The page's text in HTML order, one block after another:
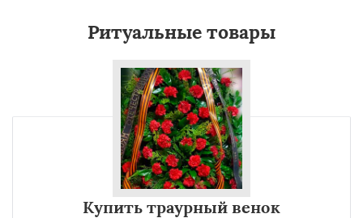
Ритуальные товары
Купить траурный венок